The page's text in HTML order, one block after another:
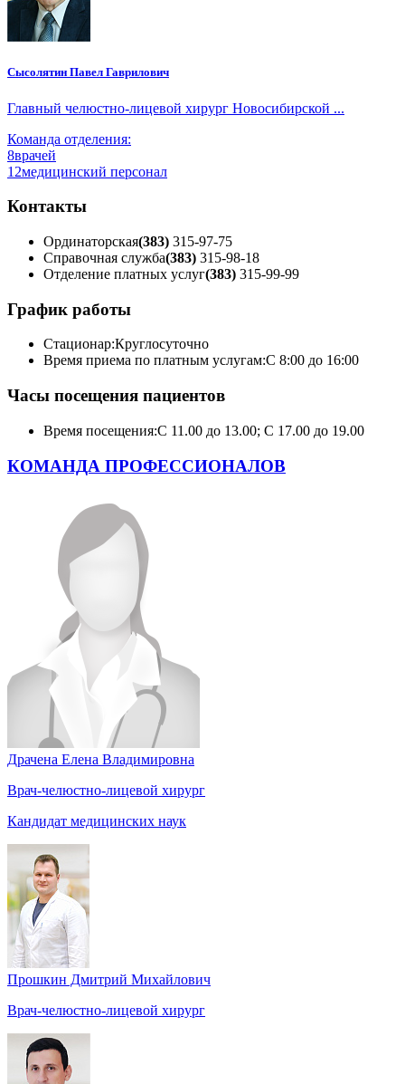
Сысолятин Павел Гаврилович
Главный челюстно-лицевой хирург Новосибирской ...
Команда отделения:
8врачей
12медицинский персонал
Контакты
Ординаторская(383) 315-97-75
Справочная служба(383) 315-98-18
Отделение платных услуг(383) 315-99-99
График работы
Стационар:Круглосуточно
Время приема по платным услугам:С 8:00 до 16:00
Часы посещения пациентов
Время посещения:С 11.00 до 13.00; С 17.00 до 19.00
КОМАНДА ПРОФЕССИОНАЛОВ
Драчена Елена Владимировна
Врач-челюстно-лицевой хирург
Кандидат медицинских наук
Прошкин Дмитрий Михайлович
Врач-челюстно-лицевой хирург